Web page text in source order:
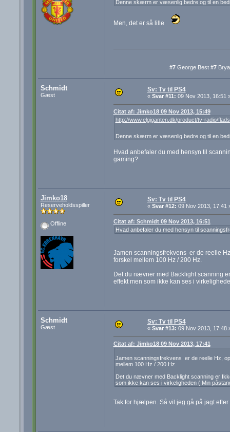
Denne skærm er væsenlig bedre og til en
Men, det er så lille
#7George Best #7
Schmidt
Gæst
Sv: Tv til PS4
« Svar #11: 09 Nov 2013, 16:51
Citat af: Jimko18 09 Nov 2013, 15:49
http://www.elgiganten.dk/product/tv-radio/
Denne skærm er væsenlig bedre og til en
Hvad anbefaler du med hensyn til
gaming?
Jimko18
Reserveholdsspiller
Offline
Sv: Tv til PS4
« Svar #12: 09 Nov 2013, 17:41
Citat af: Schmidt 09 Nov 2013, 16:51
Hvad anbefaler du med hensyn til
Jamen scanningsfrekvens er de reelle
forskel mellem 100 Hz / 200 Hz.
Det du nævner med Backlight scanning
effekt men som ikke kan ses i
Schmidt
Gæst
Sv: Tv til PS4
« Svar #13: 09 Nov 2013, 17:48
Citat af: Jimko18 09 Nov 2013, 17:41
Jamen scanningsfrekvens er de reelle Hz,
mellem 100 Hz / 200 Hz.
Det du nævner med Backlight scanning er
som ikke kan ses i virkeligheden ( Min
Tak for hjælpen. Så vil jeg gå på jagt